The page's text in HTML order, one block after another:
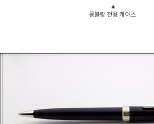
▲
몽블랑 전용 케이스